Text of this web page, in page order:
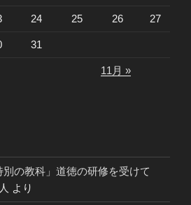
24 25 26 27
31
11月 »
の教科」道徳の研修を受けて
より